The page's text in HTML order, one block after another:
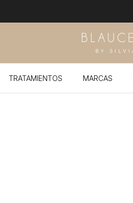
TRATAMIENTOS MARCAS